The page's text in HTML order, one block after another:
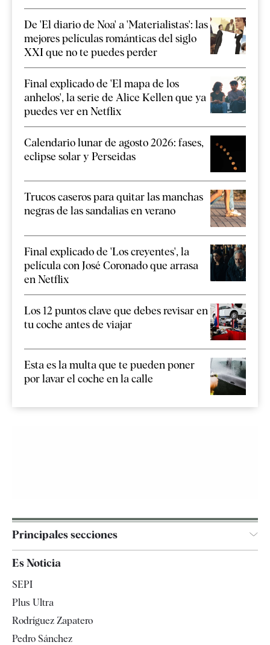
De 'El diario de Noa' a 'Materialistas': las
mejores películas románticas del siglo
XXI que no te puedes perder
Final explicado de 'El mapa de los
anhelos', la serie de Alice Kellen que ya
puedes ver en Netflix
Calendario lunar de agosto 2026: fases,
eclipse solar y Perseidas
Trucos caseros para quitar las manchas
negras de las sandalias en verano
Final explicado de 'Los creyentes', la
película con José Coronado que arrasa
en Netflix
Los 12 puntos clave que debes revisar en
tu coche antes de viajar
Esta es la multa que te pueden poner
por lavar el coche en la calle
Principales secciones
Televisión
Es Noticia
SEPI
Plus Ultra
Rodríguez Zapatero
Pedro Sánchez